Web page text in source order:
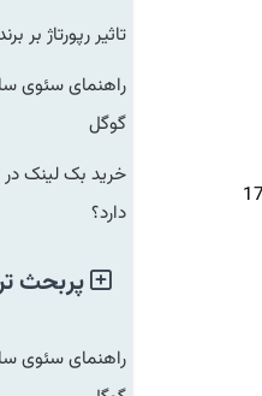
تاثیر رپورتاژ بر
راهنمای سئوی
گوگل
دارد؟
پربحث
راهنمای سئوی